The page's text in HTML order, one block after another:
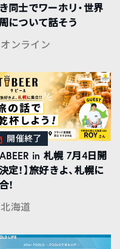
同士でワーホリ・世界
について話そう
オンライン
開催終了
in 札幌 7月4日開
定！】旅好きよ、札幌に
！
北海道